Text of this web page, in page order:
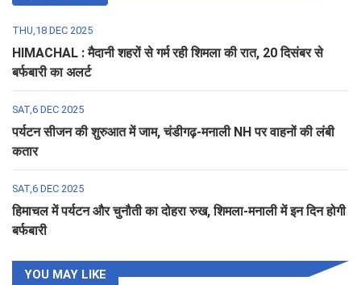
THU,18 DEC 2025
HIMACHAL : मैदानी शहरों से गर्म रही शिमला की रात, 20 दिसंबर से
बर्फबारी का अलर्ट
SAT,6 DEC 2025
पर्यटन सीजन की शुरुआत में जाम, चंडीगढ़-मनाली NH पर वाहनों की लंबी
कतार
SAT,6 DEC 2025
हिमाचल में पर्यटन और चुनौती का दोहरा रुख, शिमला-मनाली में इन दिन होगी
बर्फबारी
YOU MAY LIKE